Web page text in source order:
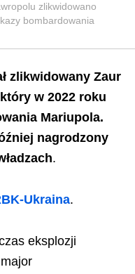
zlikwidowano
bombardowania
zlikwidowany Zaur
w 2022 roku
Mariupola.
nagrodzony
.
Ukraina.
eksplozji